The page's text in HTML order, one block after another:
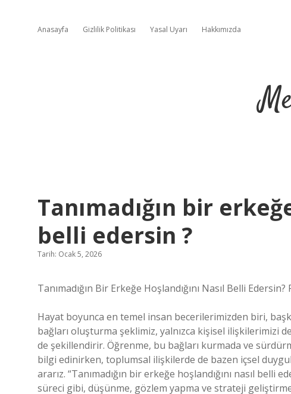
Anasayfa Gizlilik Politikası Yasal Uyarı Hakkımızda
Tanımadığın bir
belli edersin ?
Tarih: Ocak 5, 2026
Tanımadığın Bir Erkeğe Hoşlandığını Nasıl Belli Edersin?
Hayat boyunca en temel insan becerilerimizden biri,
bağları oluşturma şeklimiz, yalnızca kişisel ilişkilerimizi
de şekillendirir. Öğrenme, bu bağları kurmada ve
bilgi edinirken, toplumsal ilişkilerde de bazen içsel
ararız. “Tanımadığın bir erkeğe hoşlandığını nasıl
süreci gibi, düşünme, gözlem yapma ve strateji